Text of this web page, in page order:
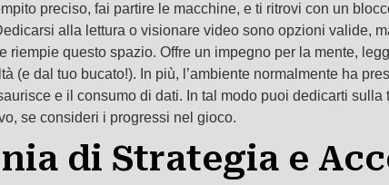
preciso, fai partire le macchine, e ti ritrovi con un
alla lettura o visionare video sono opzioni valide,
questo spazio. Offre un impegno per la mente,
dal tuo bucato!). In più, l’ambiente normalmente ha
e il consumo di dati. In tal modo puoi dedicarti sulla
se consideri i progressi nel gioco.
di Strategia e